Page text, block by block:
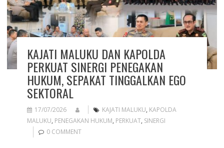
KAJATI MALUKU DAN KAPOLDA
PERKUAT SINERGI PENEGAKAN
HUKUM, SEPAKAT TINGGALKAN EGO
SEKTORAL
17/07/2026 KAJATI MALUKU, KAPOLDA
MALUKU, PENEGAKAN HUKUM, PERKUAT, SINERGI
0 COMMENT